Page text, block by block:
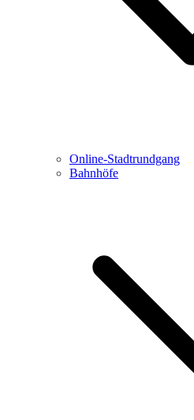
Online-Stadtrundgang
Bahnhöfe